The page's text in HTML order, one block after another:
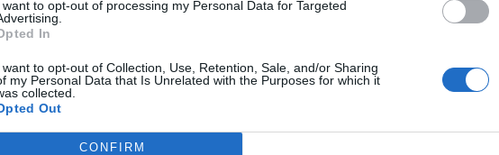
want to opt-out of processing my Personal Data for Targeted
In
want to opt-out of Collection, Use, Retention, Sale, and/or Sharing
my Personal Data that Is Unrelated with the Purposes for which it
collected.
Out
CONFIRM